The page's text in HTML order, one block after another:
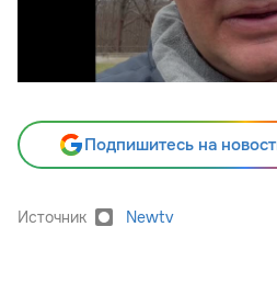
Подпишитесь на
Источник Newtv